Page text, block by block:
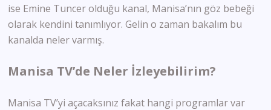
ise Emine Tuncer olduğu kanal, Manisa’nın göz bebeği
olarak kendini tanımlıyor. Gelin o zaman bakalım bu
kanalda neler varmış.
Manisa TV’de Neler İzleyebilirim?
Manisa TV’yi açacaksınız fakat hangi programlar var